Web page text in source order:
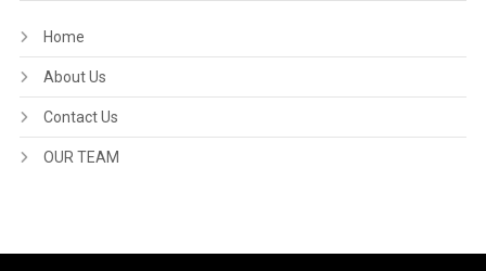
Home
About Us
Contact Us
OUR TEAM